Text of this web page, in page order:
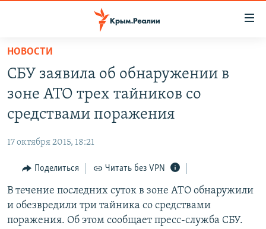
Вернуться
основному
содержанию
главной
навигации
Вернутся
поиску
11 ЛЕТ ОККУПАЦИИ КРЫМА. 11 ИСТОРИЙ СОПРОТИВЛЕНИЯ
ЕЩЕ
ИНТЕРАКТИВ
ИНФОГРАФИКА
ТЕЛЕПРОЕКТ КРЫМ.РЕАЛИИ
РАДІО СВОБОДА
КАК ОБОЙТИ БЛОКИРОВКУ
Українською
НОВОСТИ
СБУ заявила об обнаружении в
зоне АТО трех тайников со
средствами поражения
17 октября 2015, 18:21
Поделиться Читать без VPN
В течение последних суток в зоне АТО обнаружили
и обезвредили три тайника со средствами
поражения. Об этом сообщает пресс-служба СБУ.